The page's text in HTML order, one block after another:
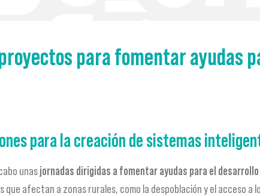
para fomentar ayudas
para la creación de sistemas
unasjornadas dirigidas a fomentar ayudas para el
que afectan a zonas rurales, como la despoblación y el acceso a